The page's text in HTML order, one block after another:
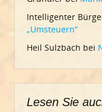
Intelligenter
„Umsteuern“
Heil Sulzbach bei
Lesen Sie